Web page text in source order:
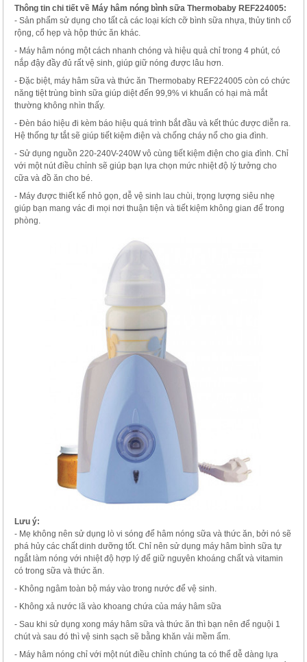
Thông tin chi tiết về Máy hâm nóng bình sữa Thermobaby REF224005:
- Sản phẩm sử dụng cho tất cả các loại kích cỡ bình sữa nhựa, thủy tinh cổ
rộng, cổ hẹp và hộp thức ăn khác.
- Máy hâm nóng một cách nhanh chóng và hiệu quả chỉ trong 4 phút, có
nắp đậy đầy đủ rất vệ sinh, giúp giữ nóng được lâu hơn.
- Đặc biệt, máy hâm sữa và thức ăn Thermobaby REF224005 còn có chức
năng tiệt trùng bình sữa giúp diệt đến 99,9% vi khuẩn có hại mà mắt
thường không nhìn thấy.
- Đèn báo hiệu đi kèm báo hiệu quá trình bắt đầu và kết thúc được diễn ra.
Hệ thống tự tắt sẽ giúp tiết kiệm điện và chống cháy nổ cho gia đình.
- Sử dụng nguồn 220-240V-240W vô cùng tiết kiệm điện cho gia đình. Chỉ
với một nút điều chỉnh sẽ giúp bạn lựa chọn mức nhiệt độ lý tưởng cho
cữa và đồ ăn cho bé.
- Máy được thiết kế nhỏ gọn, dễ vệ sinh lau chùi, trọng lượng siêu nhẹ
giúp bạn mang vác đi mọi nơi thuận tiện và tiết kiệm không gian để trong
phòng.
Lưu ý:
- Mẹ không nên sử dụng lò vi sóng để hâm nóng sữa và thức ăn, bởi nó sẽ
phá hủy các chất dinh dưỡng tốt. Chỉ nên sử dụng máy hâm bình sữa tự
ngắt làm nóng với nhiệt độ hợp lý để giữ nguyên khoáng chất và vitamin
có trong sữa và thức ăn.
- Không ngâm toàn bộ máy vào trong nước để vệ sinh.
- Không xả nước lã vào khoang chứa của máy hâm sữa
- Sau khi sử dụng xong máy hâm sữa và thức ăn thì bạn nên để nguội 1
chút và sau đó thì vệ sinh sạch sẽ bằng khăn vải mềm ẩm.
- Máy hâm nóng chỉ với một nút điều chỉnh chúng ta có thể dễ dàng lựa